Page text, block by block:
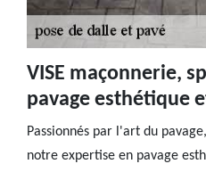
VISE maçonnerie,
pavage esthétique
Passionnés par l'art du
notre expertise en pavage